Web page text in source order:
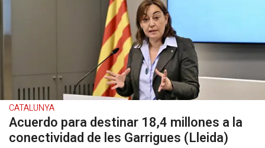
CATALUNYA
Acuerdo para destinar 18,4 millones a la
conectividad de les Garrigues (Lleida)